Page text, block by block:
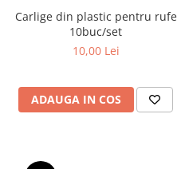
Carlige din plastic pentru rufe
10buc/set
10,00 Lei
ADAUGA IN COS